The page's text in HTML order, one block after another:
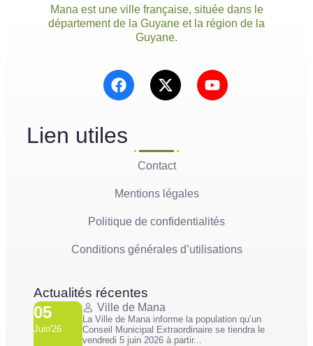
Mana est une ville française, située dans le
département de la Guyane et la région de la
Guyane.
Lien utiles
Contact
Mentions légales
Politique de confidentialités
Conditions générales d’utilisations
Actualités récentes
05
Juin'26
Ville de Mana
La Ville de Mana informe la population qu’un
Conseil Municipal Extraordinaire se tiendra le
vendredi 5 juin 2026 à partir...